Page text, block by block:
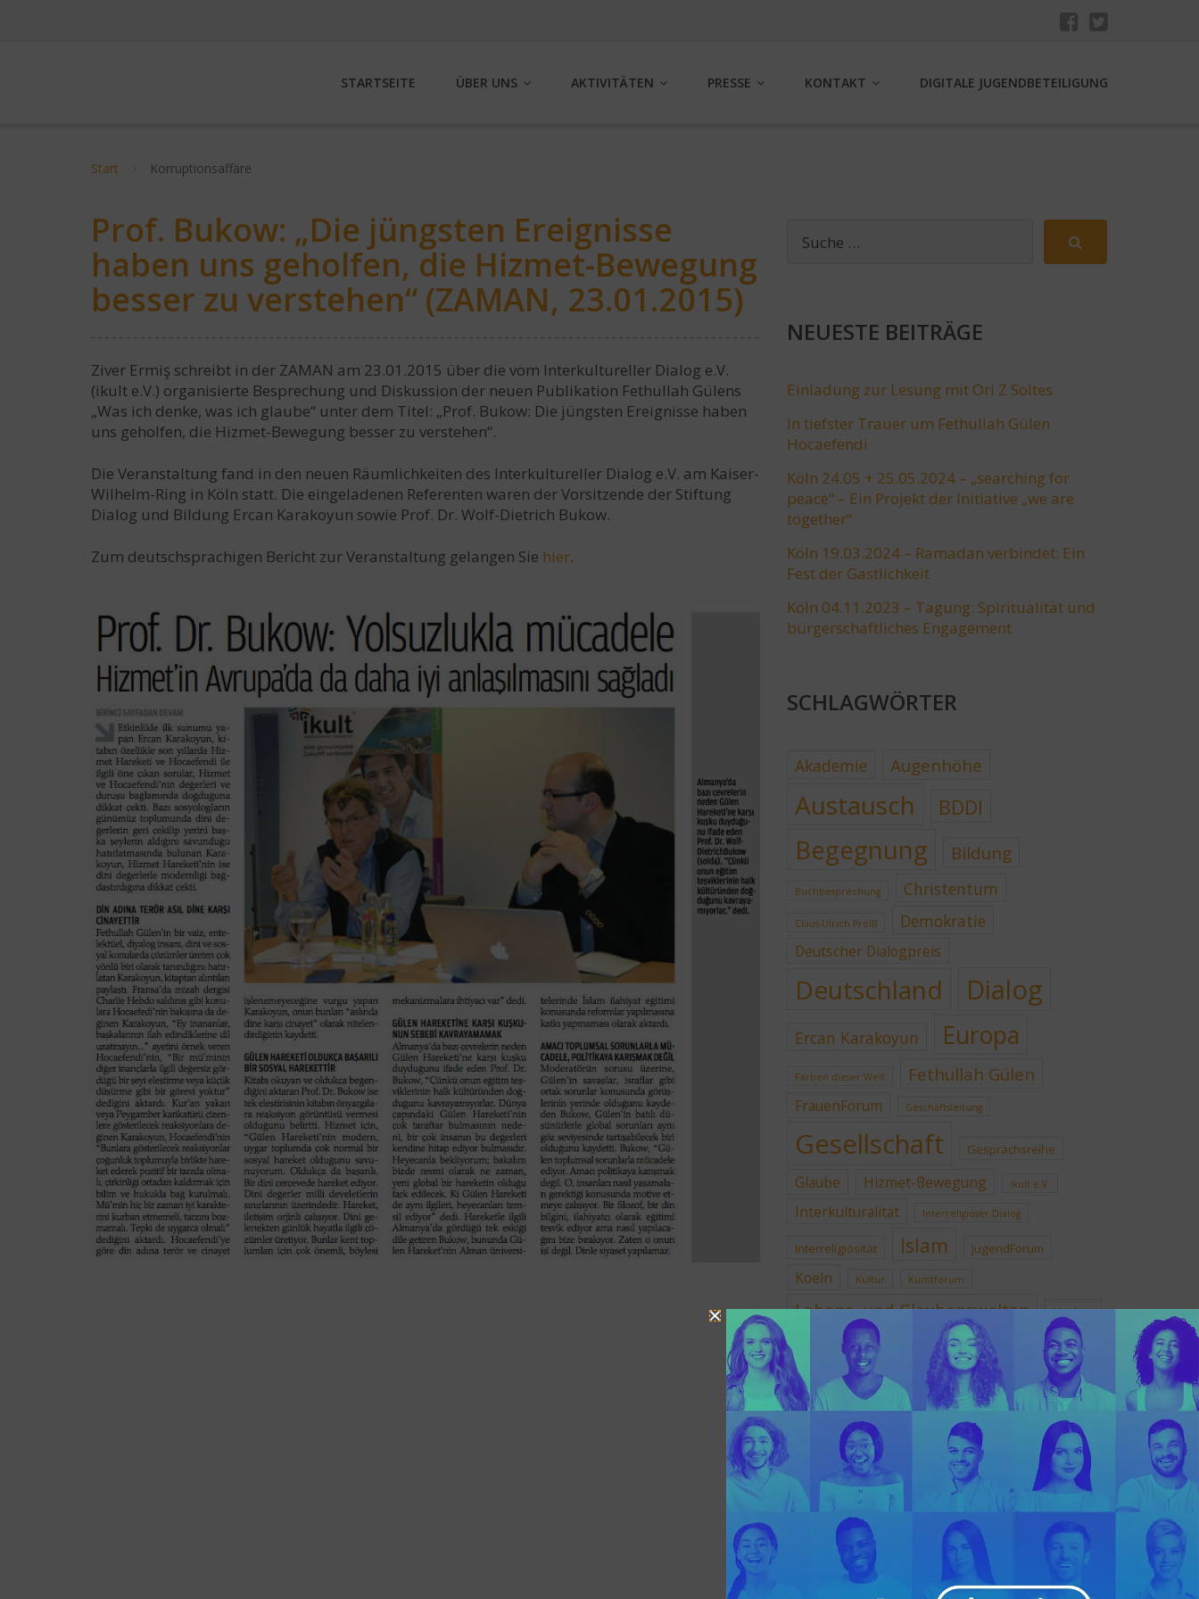
STARTSEITE ÜBER UNS AKTIVITÄTEN PRESSE KONTAKT DIGITALE JUGENDBETEILIGUNG
Start Korruptionsaffäre
Prof. Bukow: „Die jüngsten Ereignisse
haben uns geholfen, die Hizmet-Bewegung
besser zu verstehen“ (ZAMAN, 23.01.2015)
Ziver Ermiş schreibt in der ZAMAN am 23.01.2015 über die vom Interkultureller Dialog e.V.
(ikult e.V.) organisierte Besprechung und Diskussion der neuen Publikation Fethullah Gülens
„Was ich denke, was ich glaube“ unter dem Titel: „Prof. Bukow: Die jüngsten Ereignisse haben
uns geholfen, die Hizmet-Bewegung besser zu verstehen“.
Die Veranstaltung fand in den neuen Räumlichkeiten des Interkultureller Dialog e.V. am Kaiser-
Wilhelm-Ring in Köln statt. Die eingeladenen Referenten waren der Vorsitzende der Stiftung
Dialog und Bildung Ercan Karakoyun sowie Prof. Dr. Wolf-Dietrich Bukow.
Zum deutschsprachigen Bericht zur Veranstaltung gelangen Sie hier.
NEUESTE BEITRÄGE
Einladung zur Lesung mit Ori Z Soltes
In tiefster Trauer um Fethullah Gülen
Hocaefendi
Köln 24.05 + 25.05.2024 – „searching for
peace“ – Ein Projekt der Initiative „we are
together“
Köln 19.03.2024 – Ramadan verbindet: Ein
Fest der Gastlichkeit
Köln 04.11.2023 – Tagung: Spiritualität und
bürgerschaftliches Engagement
SCHLAGWÖRTER
Akademie Augenhöhe
Austausch BDDI
Begegnung Bildung
Buchbesprechung Christentum
Claus-Ulrich Prölß Demokratie
Deutscher Dialogpreis
Deutschland Dialog
Ercan Karakoyun Europa
Farben dieser Welt Fethullah Gülen
FrauenForum Geschäftsleitung
Gesellschaft Gesprächsreihe
Glaube Hizmet-Bewegung ikult e.V.
Interkulturalität Interreligiöser Dialog
Interreligiösität Islam JugendForum
Koeln Kultur Kunstforum
Lebens- und Glaubenswelten Medien
Nachbarschaft NRW
Rheinlandgespräche Sprach-und Kulturfestival
Teilhabe Transkulturalität Vortrag
Was ich denke was ich glaube WissenschaftsForum
Würde
META